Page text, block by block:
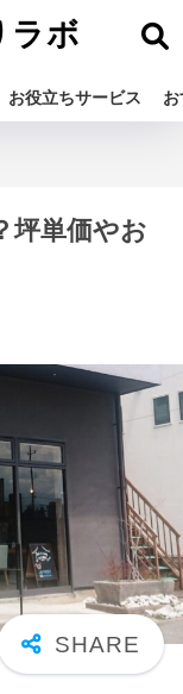
ラボ
お役立ちサービス
坪単価やお